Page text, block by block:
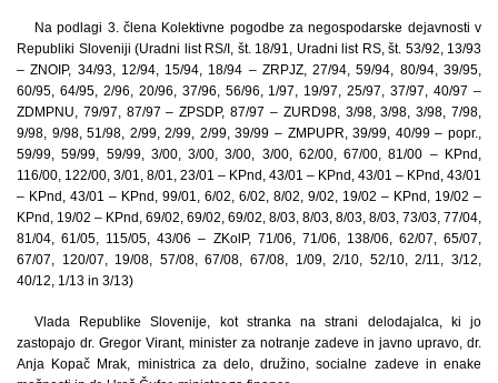
Na podlagi 3. člena Kolektivne pogodbe za negospodarske dejavnosti v
Republiki Sloveniji (Uradni list RS/I, št. 18/91, Uradni list RS, št. 53/92, 13/93
– ZNOIP, 34/93, 12/94, 15/94, 18/94 – ZRPJZ, 27/94, 59/94, 80/94, 39/95,
60/95, 64/95, 2/96, 20/96, 37/96, 56/96, 1/97, 19/97, 25/97, 37/97, 40/97 –
ZDMPNU, 79/97, 87/97 – ZPSDP, 87/97 – ZURD98, 3/98, 3/98, 3/98, 7/98,
9/98, 9/98, 51/98, 2/99, 2/99, 2/99, 39/99 – ZMPUPR, 39/99, 40/99 – popr.,
59/99, 59/99, 59/99, 3/00, 3/00, 3/00, 3/00, 62/00, 67/00, 81/00 – KPnd,
116/00, 122/00, 3/01, 8/01, 23/01 – KPnd, 43/01 – KPnd, 43/01 – KPnd, 43/01
– KPnd, 43/01 – KPnd, 99/01, 6/02, 6/02, 8/02, 9/02, 19/02 – KPnd, 19/02 –
KPnd, 19/02 – KPnd, 69/02, 69/02, 69/02, 8/03, 8/03, 8/03, 8/03, 73/03, 77/04,
81/04, 61/05, 115/05, 43/06 – ZKolP, 71/06, 71/06, 138/06, 62/07, 65/07,
67/07, 120/07, 19/08, 57/08, 67/08, 67/08, 1/09, 2/10, 52/10, 2/11, 3/12,
40/12, 1/13 in 3/13)
Vlada Republike Slovenije, kot stranka na strani delodajalca, ki jo
zastopajo dr. Gregor Virant, minister za notranje zadeve in javno upravo, dr.
Anja Kopač Mrak, ministrica za delo, družino, socialne zadeve in enake